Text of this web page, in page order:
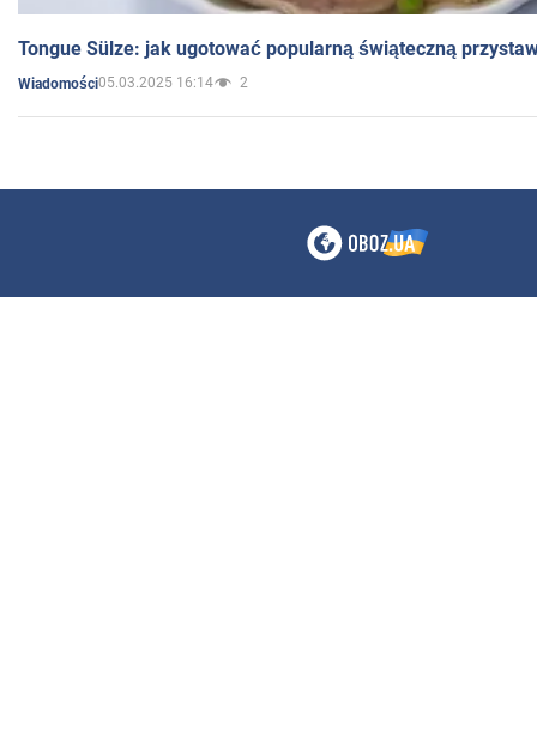
Tongue Sülze: jak ugotować popularną świąteczną
Wiadomości05.03.2025 16:14 2